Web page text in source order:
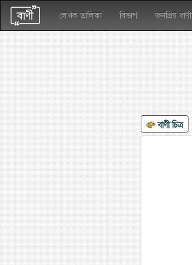
লেখক তালিকা বিভাগ জনপ্রিয় বাণী
বাণী চিত্র